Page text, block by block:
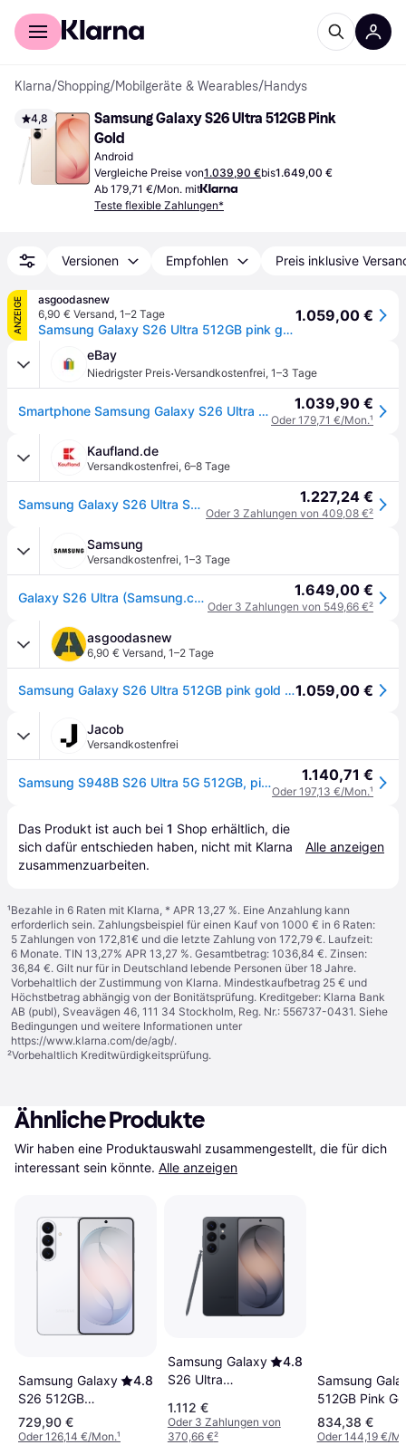
Für Shopper
Klarna/Shopping/Mobilgeräte & Wearables/Handys
4,8
Samsung Galaxy S26 Ultra 512GB Pink
Gold
Android
Vergleiche Preise von1.039,90 €bis1.649,00 €
Ab 179,71 €/Mon. mit
Teste flexible Zahlungen*
Versionen Empfohlen Preis inklusive
ANZEIGE
asgoodasnew
6,90 € Versand, 1–2 Tage
Samsung Galaxy S26 Ultra 512GB pink gold | NEU | originalverpackt (OVP) | differenzbesteuert AN728845
1.059,00 €
eBay
Niedrigster Preis·Versandkostenfrei, 1–3 Tage
Smartphone Samsung Galaxy S26 Ultra 5g 6,9” S948 12+512gb Dualsim Pink Gold 1.039,90 €
Oder 179,71 €/Mon.¹
Kaufland.de
Versandkostenfrei, 6–8 Tage
Samsung Galaxy S26 Ultra SM-S948B/DS, 17,5 cm (6.9"), 12 GB, 512 GB, 200 MP, Android 16.0, Rosa-Goldfarben 1.227,24 €
Oder 3 Zahlungen von 409,08 €²
Samsung
Versandkostenfrei, 1–3 Tage
Galaxy S26 Ultra (Samsung.com only), 512 GB Pink Gold 1.649,00 €
Oder 3 Zahlungen von 549,66 €²
asgoodasnew
6,90 € Versand, 1–2 Tage
Samsung Galaxy S26 Ultra 512GB pink gold | NEU | originalverpackt (OVP) | differenzbesteuert AN7288451.059,00 €
Jacob
Versandkostenfrei
Samsung S948B S26 Ultra 5G 512GB, pink (DE) (SM-S948BZSDEUB) 1.140,71 €
Oder 197,13 €/Mon.¹
Das Produkt ist auch bei 1 Shop erhältlich, die
sich dafür entschieden haben, nicht mit Klarna
zusammenzuarbeiten.
Alle anzeigen
¹Bezahle in 6 Raten mit Klarna, * APR 13,27 %. Eine Anzahlung kann
erforderlich sein. Zahlungsbeispiel für einen Kauf von 1000 € in 6 Raten:
5 Zahlungen von 172,81€ und die letzte Zahlung von 172,79 €. Laufzeit:
6 Monate. TIN 13,27% APR 13,27 %. Gesamtbetrag: 1036,84 €. Zinsen:
36,84 €. Gilt nur für in Deutschland lebende Personen über 18 Jahre.
Vorbehaltlich der Zustimmung von Klarna. Mindestkaufbetrag 25 € und
Höchstbetrag abhängig von der Bonitätsprüfung. Kreditgeber: Klarna Bank
AB (publ), Sveavägen 46, 111 34 Stockholm, Reg. Nr.: 556737-0431. Siehe
Bedingungen und weitere Informationen unter
https://www.klarna.com/de/agb/.
²Vorbehaltlich Kreditwürdigkeitsprüfung.
Ähnliche Produkte
Wir haben eine Produktauswahl zusammengestellt, die für dich
interessant sein könnte. Alle anzeigen
Samsung Galaxy
S26 512GB
White
4.8
729,90 €
Oder 126,14 €/Mon.¹
Samsung Galaxy
S26 Ultra
Edition 512GB
Black
4.8
1.112 €
Oder 3 Zahlungen von
370,66 €²
Samsung
512GB Pink
834,38 €
Oder 144,19 €/